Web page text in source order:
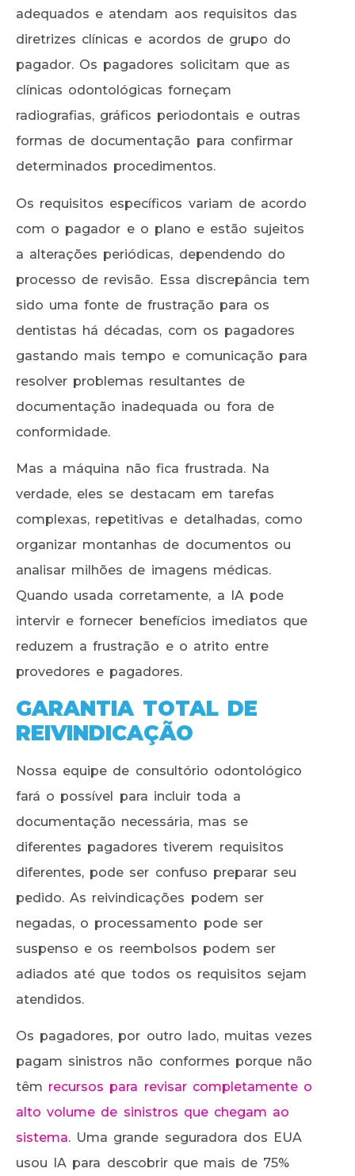
adequados e atendam aos requisitos das
diretrizes clínicas e acordos de grupo do
pagador. Os pagadores solicitam que as
clínicas odontológicas forneçam
radiografias, gráficos periodontais e outras
formas de documentação para confirmar
determinados procedimentos.
Os requisitos específicos variam de acordo
com o pagador e o plano e estão sujeitos
a alterações periódicas, dependendo do
processo de revisão. Essa discrepância tem
sido uma fonte de frustração para os
dentistas há décadas, com os pagadores
gastando mais tempo e comunicação para
resolver problemas resultantes de
documentação inadequada ou fora de
conformidade.
Mas a máquina não fica frustrada. Na
verdade, eles se destacam em tarefas
complexas, repetitivas e detalhadas, como
organizar montanhas de documentos ou
analisar milhões de imagens médicas.
Quando usada corretamente, a IA pode
intervir e fornecer benefícios imediatos que
reduzem a frustração e o atrito entre
provedores e pagadores.
GARANTIA TOTAL DE
REIVINDICAÇÃO
Nossa equipe de consultório odontológico
fará o possível para incluir toda a
documentação necessária, mas se
diferentes pagadores tiverem requisitos
diferentes, pode ser confuso preparar seu
pedido. As reivindicações podem ser
negadas, o processamento pode ser
suspenso e os reembolsos podem ser
adiados até que todos os requisitos sejam
atendidos.
Os pagadores, por outro lado, muitas vezes
pagam sinistros não conformes porque não
têm recursos para revisar completamente o
alto volume de sinistros que chegam ao
sistema. Uma grande seguradora dos EUA
usou IA para descobrir que mais de 75%